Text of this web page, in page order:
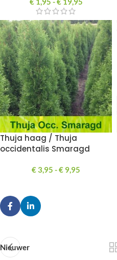
Thuja haag / Thuja
occidentalis Smaragd
€3,95 -€ 9,95
Nieuwer